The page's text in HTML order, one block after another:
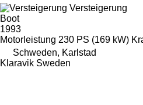
Versteigerung
Boot
1993
Motorleistung 230 PS (169 kW)
Schweden, Karlstad
Klaravik Sweden